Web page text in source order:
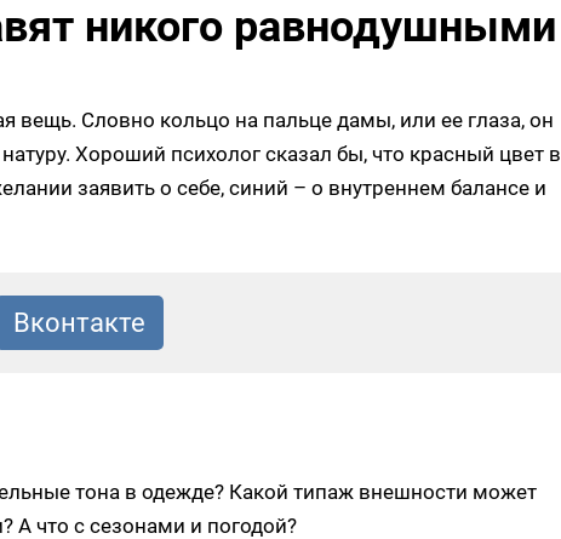
никого равнодушными
вещь. Словно кольцо на пальце дамы, или ее глаза, он
Хороший психолог сказал бы, что красный цвет в
заявить о себе, синий – о внутреннем балансе и
тона в одежде? Какой типаж внешности может
А что с сезонами и погодой?